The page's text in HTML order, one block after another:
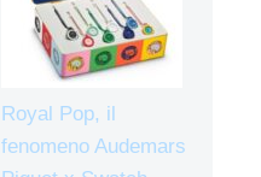
Royal Pop, il
fenomeno Audemars